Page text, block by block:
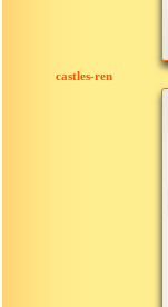
castles-ren